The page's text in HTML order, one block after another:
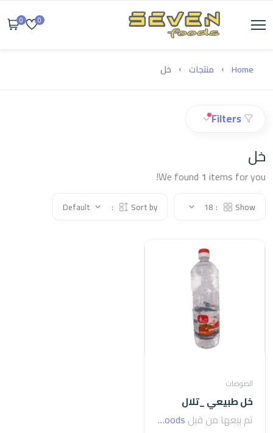
0
0
Home منتجات خل
Filters
خل
We found 1 items for you!
Show:
18
Sort by:
Default
الصوصات
خل طبيعي _تلال
تم بيعها من قبل seven foods